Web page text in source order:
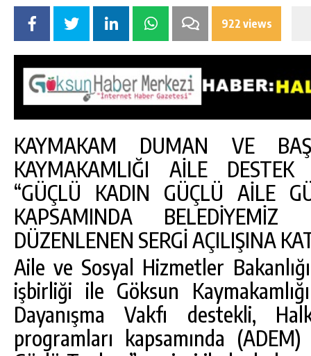
922 views
KAYMAKAM DUMAN VE
KAYMAKAMLIĞI AİLE DESTEK
“GÜÇLÜ KADIN GÜÇLÜ AİLE
KAPSAMINDA BELEDİYEMİZ
DÜZENLENEN SERGİ AÇILIŞINA
Aile ve Sosyal Hizmetler
işbirliği ile Göksun
Dayanışma Vakfı destekli,
programları kapsamında